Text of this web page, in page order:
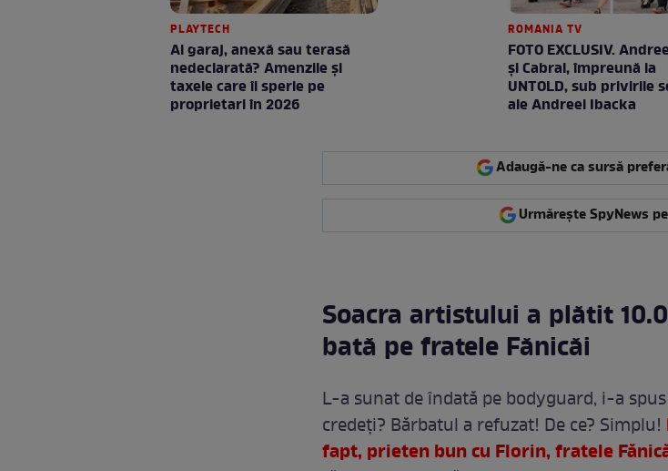
PLAYTECH
Ai garaj, anexă sau terasă
nedeclarată? Amenzile și
taxele care îi sperie pe
proprietari în 2026
ROMANIA TV
FOTO EXCLUSIV.
şi Cabral, împreună la
UNTOLD, sub privirile
ale Andreei Ibacka
Adaugă-ne ca sursă
Urmărește SpyNews
Soacra artistului a plătit
bată pe fratele Fănicăi
L-a sunat de îndată pe bodyguard, i-a
credeți? Bărbatul a refuzat! De ce? Simplu!
fapt, prieten bun cu Florin, fratele